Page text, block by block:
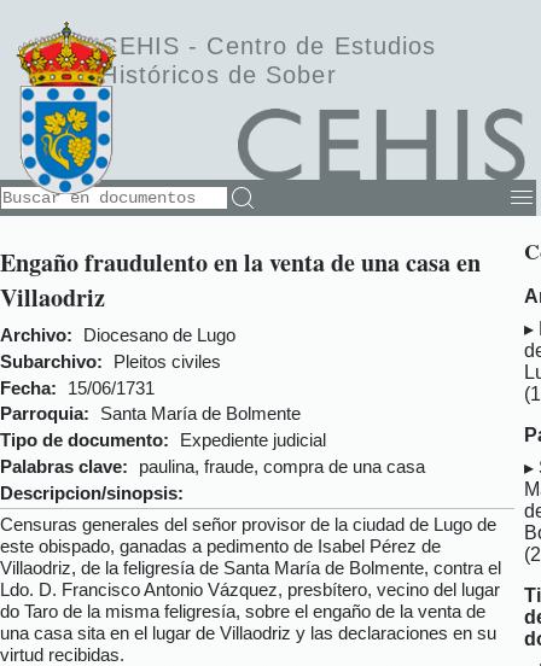
CEHIS - Centro de Estudios
Históricos de Sober
Engaño fraudulento en la venta de una casa en
Villaodriz
Archivo:
Diocesano de Lugo
Subarchivo:
Pleitos civiles
Fecha:
15/06/1731
Parroquia:
Santa María de Bolmente
Tipo de documento:
Expediente judicial
Palabras clave:
paulina, fraude, compra de una casa
Descripcion/sinopsis:
Censuras generales del señor provisor de la ciudad de Lugo de
este obispado, ganadas a pedimento de Isabel Pérez de
Villaodriz, de la feligresía de Santa María de Bolmente, contra el
Ldo. D. Francisco Antonio Vázquez, presbítero, vecino del lugar
do Taro de la misma feligresía, sobre el engaño de la venta de
una casa sita en el lugar de Villaodriz y las declaraciones en su
virtud recibidas.